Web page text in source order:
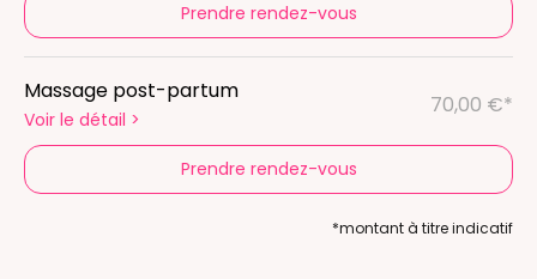
Prendre rendez-vous
Massage post-partum
Voir le détail >
70,00 €*
Prendre rendez-vous
*montant à titre indicatif